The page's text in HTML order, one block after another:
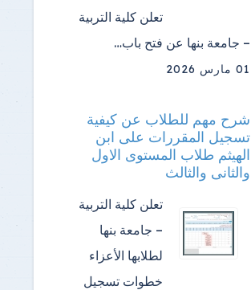
تعلن كلية التربية
– جامعة بنها عن فتح باب…
01 مارس 2026
شرح مهم للطلاب عن كيفية
تسجيل المقررات على ابن
الهيثم طلاب المستوى الاول
والثانى والثالث
تعلن كلية التربية
– جامعة بنها
لطلابها الأعزاء
خطوات تسجيل